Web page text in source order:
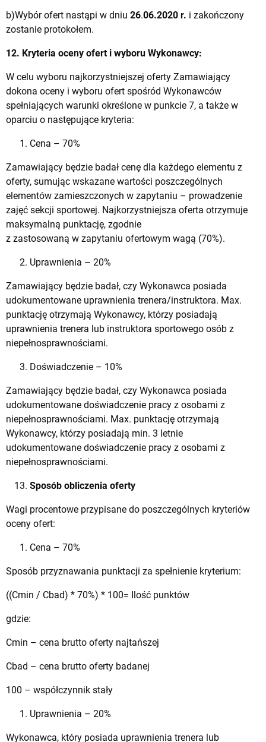
b)Wybór ofert nastąpi w dniu 26.06.2020 r. i zakończony
zostanie protokołem.
12. Kryteria oceny ofert i wyboru Wykonawcy:
W celu wyboru najkorzystniejszej oferty Zamawiający
dokona oceny i wyboru ofert spośród Wykonawców
spełniających warunki określone w punkcie 7, a także w
oparciu o następujące kryteria:
Cena – 70%
Zamawiający będzie badał cenę dla każdego elementu z
oferty, sumując wskazane wartości poszczególnych
elementów zamieszczonych w zapytaniu – prowadzenie
zajęć sekcji sportowej. Najkorzystniejsza oferta otrzymuje
maksymalną punktację, zgodnie
z zastosowaną w zapytaniu ofertowym wagą (70%).
Uprawnienia – 20%
Zamawiający będzie badał, czy Wykonawca posiada
udokumentowane uprawnienia trenera/instruktora. Max.
punktację otrzymają Wykonawcy, którzy posiadają
uprawnienia trenera lub instruktora sportowego osób z
niepełnosprawnościami.
Doświadczenie – 10%
Zamawiający będzie badał, czy Wykonawca posiada
udokumentowane doświadczenie pracy z osobami z
niepełnosprawnościami. Max. punktację otrzymają
Wykonawcy, którzy posiadają min. 3 letnie
udokumentowane doświadczenie pracy z osobami z
niepełnosprawnościami.
Sposób obliczenia oferty
Wagi procentowe przypisane do poszczególnych kryteriów
oceny ofert:
Cena – 70%
Sposób przyznawania punktacji za spełnienie kryterium:
((Cmin / Cbad) * 70%) * 100= Ilość punktów
gdzie:
Cmin – cena brutto oferty najtańszej
Cbad – cena brutto oferty badanej
100 – współczynnik stały
Uprawnienia – 20%
Wykonawca, który posiada uprawnienia trenera lub